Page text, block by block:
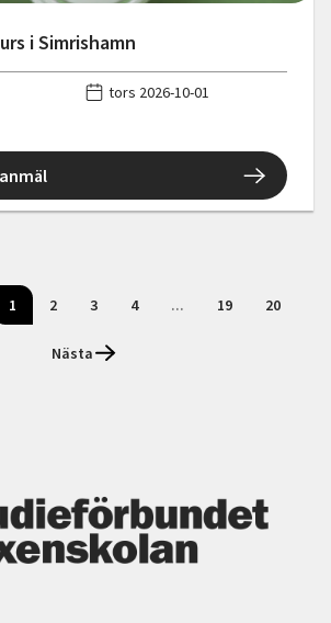
i Simrishamn
tors 2026-10-01
1 2 3 4 ... 19 20
Nästa